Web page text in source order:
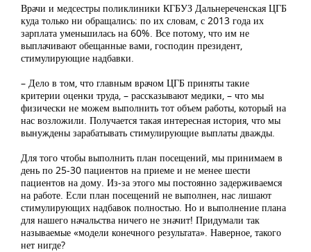
Врачи и медсестры поликлиники КГБУЗ Дальнереченская ЦГБ
куда только ни обращались: по их словам, с 2013 года их
зарплата уменьшилась на 60%. Все потому, что им не
выплачивают обещанные вами, господин президент,
стимулирующие надбавки.
– Дело в том, что главным врачом ЦГБ приняты такие
критерии оценки труда, – рассказывают медики, – что мы
физически не можем выполнить тот объем работы, который на
нас возложили. Получается такая интересная история, что мы
вынуждены зарабатывать стимулирующие выплаты дважды.
Для того чтобы выполнить план посещений, мы принимаем в
день по 25-30 пациентов на приеме и не менее шести
пациентов на дому. Из-за этого мы постоянно задерживаемся
на работе. Если план посещений не выполнен, нас лишают
стимулирующих надбавок полностью. Но и выполнение плана
для нашего начальства ничего не значит! Придумали так
называемые «модели конечного результата». Наверное, такого
нет нигде?